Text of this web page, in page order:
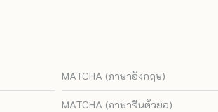
MATCHA (ภาษาอังกฤษ)
MATCHA (ภาษาจีนตัวย่อ)